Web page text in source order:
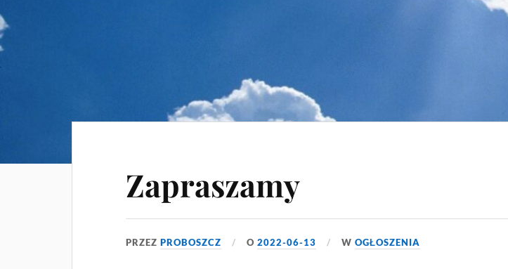
Zapraszamy
PRZEZPROBOSZCZ O2022-06-13 WOGŁOSZENIA